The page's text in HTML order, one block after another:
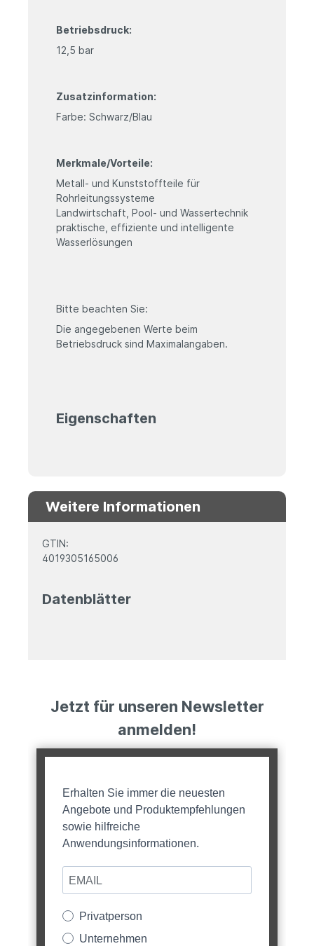
Betriebsdruck:
12,5 bar
Zusatzinformation:
Farbe: Schwarz/Blau
Merkmale/Vorteile:
Metall- und Kunststoffteile für
Rohrleitungssysteme
Landwirtschaft, Pool- und Wassertechnik
praktische, effiziente und intelligente
Wasserlösungen
Bitte beachten Sie:
Die angegebenen Werte beim
Betriebsdruck sind Maximalangaben.
Eigenschaften
Weitere Informationen
GTIN:
4019305165006
Datenblätter
Jetzt für unseren Newsletter
anmelden!
Erhalten Sie immer die neuesten
Angebote und Produktempfehlungen
sowie hilfreiche
Anwendungsinformationen.
Privatperson
Unternehmen